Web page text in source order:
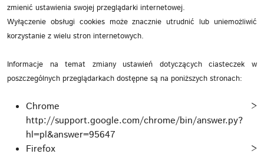
zmienić ustawienia swojej przeglądarki internetowej.
Wyłączenie obsługi cookies może znacznie utrudnić lub uniemożliwić
korzystanie z wielu stron internetowych.
Informacje na temat zmiany ustawień dotyczących ciasteczek w
poszczególnych przeglądarkach dostępne są na poniższych stronach:
Chrome >
http://support.google.com/chrome/bin/answer.py?
hl=pl&answer=95647
Firefox >